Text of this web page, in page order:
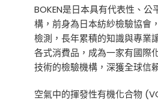
BOKEN是日本具有代表性、公
構，前身為日本紡紗檢驗協會
檢測，長年累積的知識與專業
各式消費品，成為一家有國際
技術的檢驗機構，深獲全球信
空氣中的揮發性有機化合物